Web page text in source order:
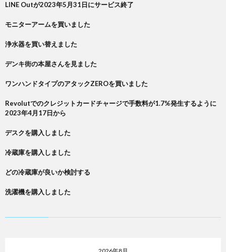
LINE Outが2023年5月31日にサービス終了
モニターアームを買いました
浄水器を買い替えました
デンキ街の本屋さんを見ました
ワンハンドタイプのアタックZEROを買いました
Revolutでのクレジットカードチャージで手数料が1.7%発生するように
2023年4月17日から
デスクを購入しました
冷蔵庫を購入しました
どの冷蔵庫が良いか検討する
洗濯機を購入しました